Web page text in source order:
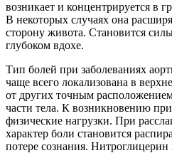
возникает и концентрируется в
В некоторых случаях она
сторону живота. Становится
глубоком вдохе.
Тип болей при заболеваниях
чаще всего локализована в
от других точным
части тела. К возникновению
физические нагрузки. При
характер боли становится
потере сознания.